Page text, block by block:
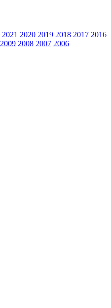
2021 2020 2019 2018 2017 2016
2009 2008 2007 2006